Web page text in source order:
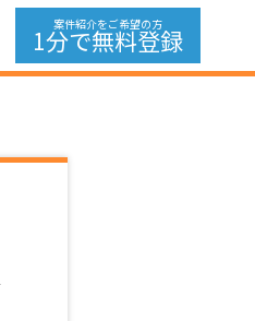
案件紹介をご希望の方
1分で無料登録